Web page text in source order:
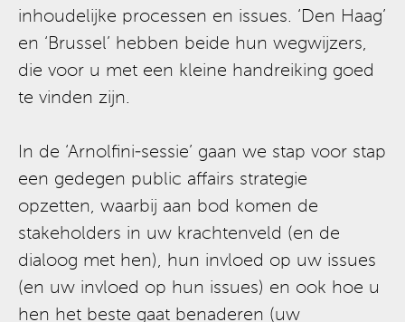
inhoudelijke processen en issues. ‘Den Haag’
en ‘Brussel’ hebben beide hun wegwijzers,
die voor u met een kleine handreiking goed
te vinden zijn.
In de ‘Arnolfini-sessie’ gaan we stap voor stap
een gedegen public affairs strategie
opzetten, waarbij aan bod komen de
stakeholders in uw krachtenveld (en de
dialoog met hen), hun invloed op uw issues
(en uw invloed op hun issues) en ook hoe u
hen het beste gaat benaderen (uw